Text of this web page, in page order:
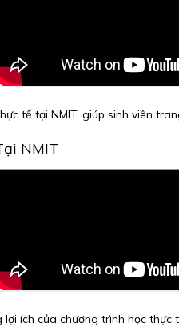
tế tại NMIT, giúp sinh viên
NMIT
ích của chương trình học